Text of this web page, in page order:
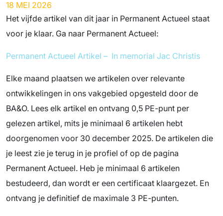
18 MEI 2026
Het vijfde artikel van dit jaar in Permanent Actueel staat
voor je klaar. Ga naar Permanent Actueel:
Permanent Actueel Artikel – In memorial Jac Christis
Elke maand plaatsen we artikelen over relevante
ontwikkelingen in ons vakgebied opgesteld door de
BA&O. Lees elk artikel en ontvang 0,5 PE-punt per
gelezen artikel, mits je minimaal 6 artikelen hebt
doorgenomen voor 30 december 2025. De artikelen die
je leest zie je terug in je profiel of op de pagina
Permanent Actueel. Heb je minimaal 6 artikelen
bestudeerd, dan wordt er een certificaat klaargezet. En
ontvang je definitief de maximale 3 PE-punten.